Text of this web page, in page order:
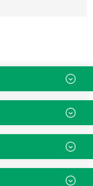
知负荷、疲劳等状态，